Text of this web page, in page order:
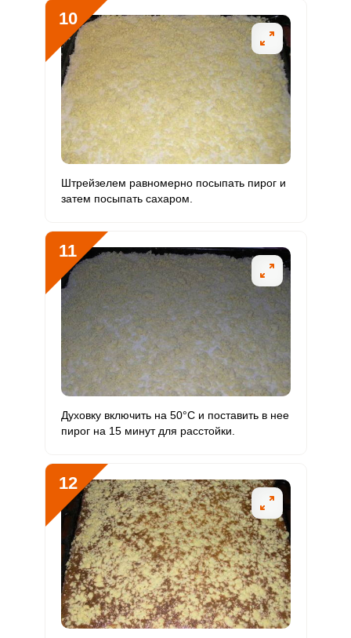
10
Штрейзелем равномерно посыпать пирог и
затем посыпать сахаром.
11
Духовку включить на 50°С и поставить в нее
пирог на 15 минут для расстойки.
12